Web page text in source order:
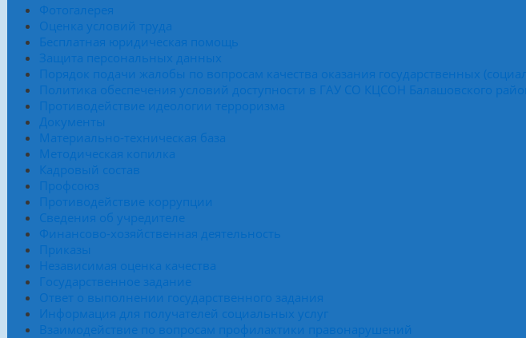
Фотогалерея
Оценка условий труда
Бесплатная юридическая помощь
Защита персональных данных
Порядок подачи жалобы по вопросам качества оказания государственных
Политика обеспечения условий доступности в ГАУ СО КЦСОН Балашовского
Противодействие идеологии терроризма
Документы
Материально-техническая база
Методическая копилка
Кадровый состав
Профсоюз
Противодействие коррупции
Сведения об учредителе
Финансово-хозяйственная деятельность
Приказы
Независимая оценка качества
Государственное задание
Ответ о выполнении государственного задания
Информация для получателей социальных услуг
Взаимодействие по вопросам профилактики правонарушений